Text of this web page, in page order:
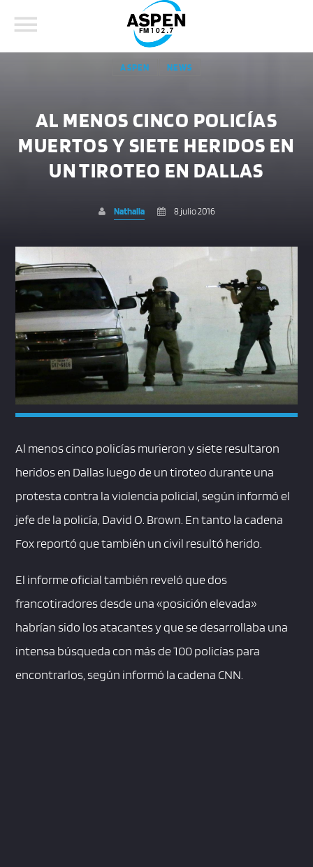
BUSCAR EN EL SITIO:
COMPARTE ESTA PÁGINA EN:
Twitter
Whatsapp
ASPEN NEWS
AL MENOS CINCO POLICÍAS
MUERTOS Y SIETE HERIDOS EN
UN TIROTEO EN DALLAS
Nathalia 8 julio 2016
Al menos cinco policías murieron y siete resultaron
heridos en Dallas luego de un tiroteo durante una
protesta contra la violencia policial, según informó el
jefe de la policía, David O. Brown. En tanto la cadena
Fox reportó que también un civil resultó herido.
El informe oficial también reveló que dos
francotiradores desde una «posición elevada»
habrían sido los atacantes y que se desarrollaba una
intensa búsqueda con más de 100 policías para
encontrarlos, según informó la cadena CNN.